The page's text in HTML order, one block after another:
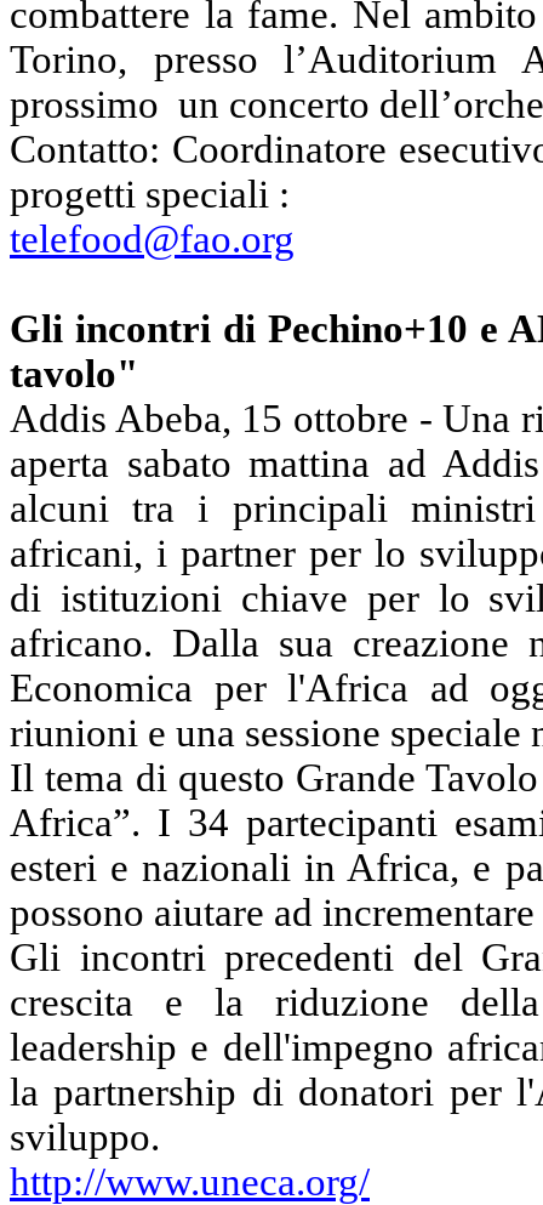
combattere la fame. Nel
Torino, presso
prossimo un concerto
Contatto: Coordinatore
progetti speciali :
telefood@fao.org
Gli incontri di Pechino+10 e
tavolo"
Addis Abeba, 15 ottobre - Una
aperta sabato mattina ad
alcuni tra i principali
africani, i partner per lo
di istituzioni chiave per lo
africano. Dalla sua creazione
Economica per l'Africa ad
riunioni e una sessione
Il tema di questo Grande
Africa”. I 34 partecipanti
esteri e nazionali in Africa, e
possono aiutare ad
Gli incontri precedenti del
crescita e la riduzione
leadership e dell'impegno
la partnership di donatori per
sviluppo.
http://www.uneca.org/